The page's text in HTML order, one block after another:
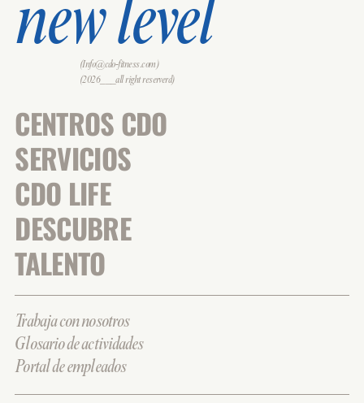
new level
(Info@cdo-fitness.com)
(2026___all right reserverd)
CENTROS CDO
SERVICIOS
CDO LIFE
DESCUBRE
TALENTO
Trabaja con nosotros
Glosario de actividades
Portal de empleados